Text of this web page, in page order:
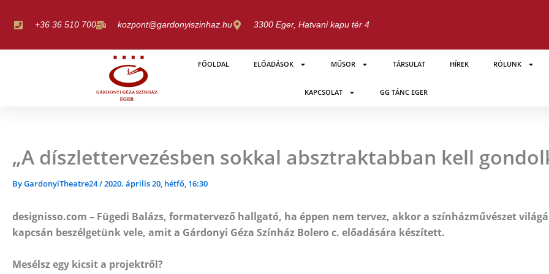
+36 36 510 700 kozpont@gardonyiszinhaz.hu 3300 Eger, Hatvani kapu tér 4
FŐOLDAL ELŐADÁSOK MŰSOR TÁRSULAT HÍREK RÓLUNK
KAPCSOLAT GG TÁNC EGER
„A díszlettervezésben sokkal absztraktabban kell
ByGardonyiTheatre24/2020. április 20, hétfő, 16:30
designisso.com – Fügedi Balázs, formatervező hallgató, ha éppen nem tervez, akkor a színházművészet
kapcsán beszélgetünk vele, amit a Gárdonyi Géza Színház Bolero c. előadására készített.
Mesélsz egy kicsit a projektről?